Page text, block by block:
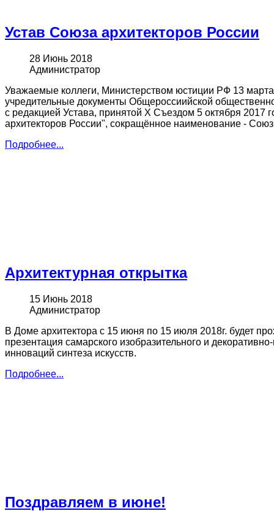
Устав Союза архитекторов России
28 Июнь 2018
Администратор
Уважаемые коллеги, Министерством юстиции РФ 13
учредительные документы Общероссиийской
с редакцией Устава, принятой X Съездом 5 октября
архитекторов России", сокращённое наименование -
Подробнее...
Архитектурная открытка
15 Июнь 2018
Администратор
В Доме архитектора с 15 июня по 15 июля 2018г. будет
презентация самарского изобразительного и
инноваций синтеза искусств.
Подробнее...
Поздравляем в июне!